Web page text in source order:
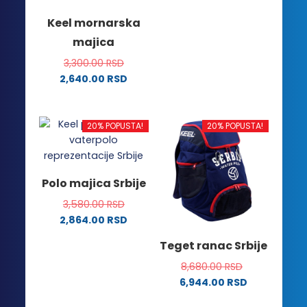
stranici
proizvoda.
Keel mornarska
majica
3,300.00RSD
2,640.00 RSD
ima
više
varijanti.
mogu
biti
izabrane
izabrane
stranici
proizvoda.
20% POPUSTA!
Polo majica Srbije
3,580.00RSD
2,864.00 RSD
20% POPUSTA!
Teget ranac Srbije
8,680.00RSD
6,944.00 RSD